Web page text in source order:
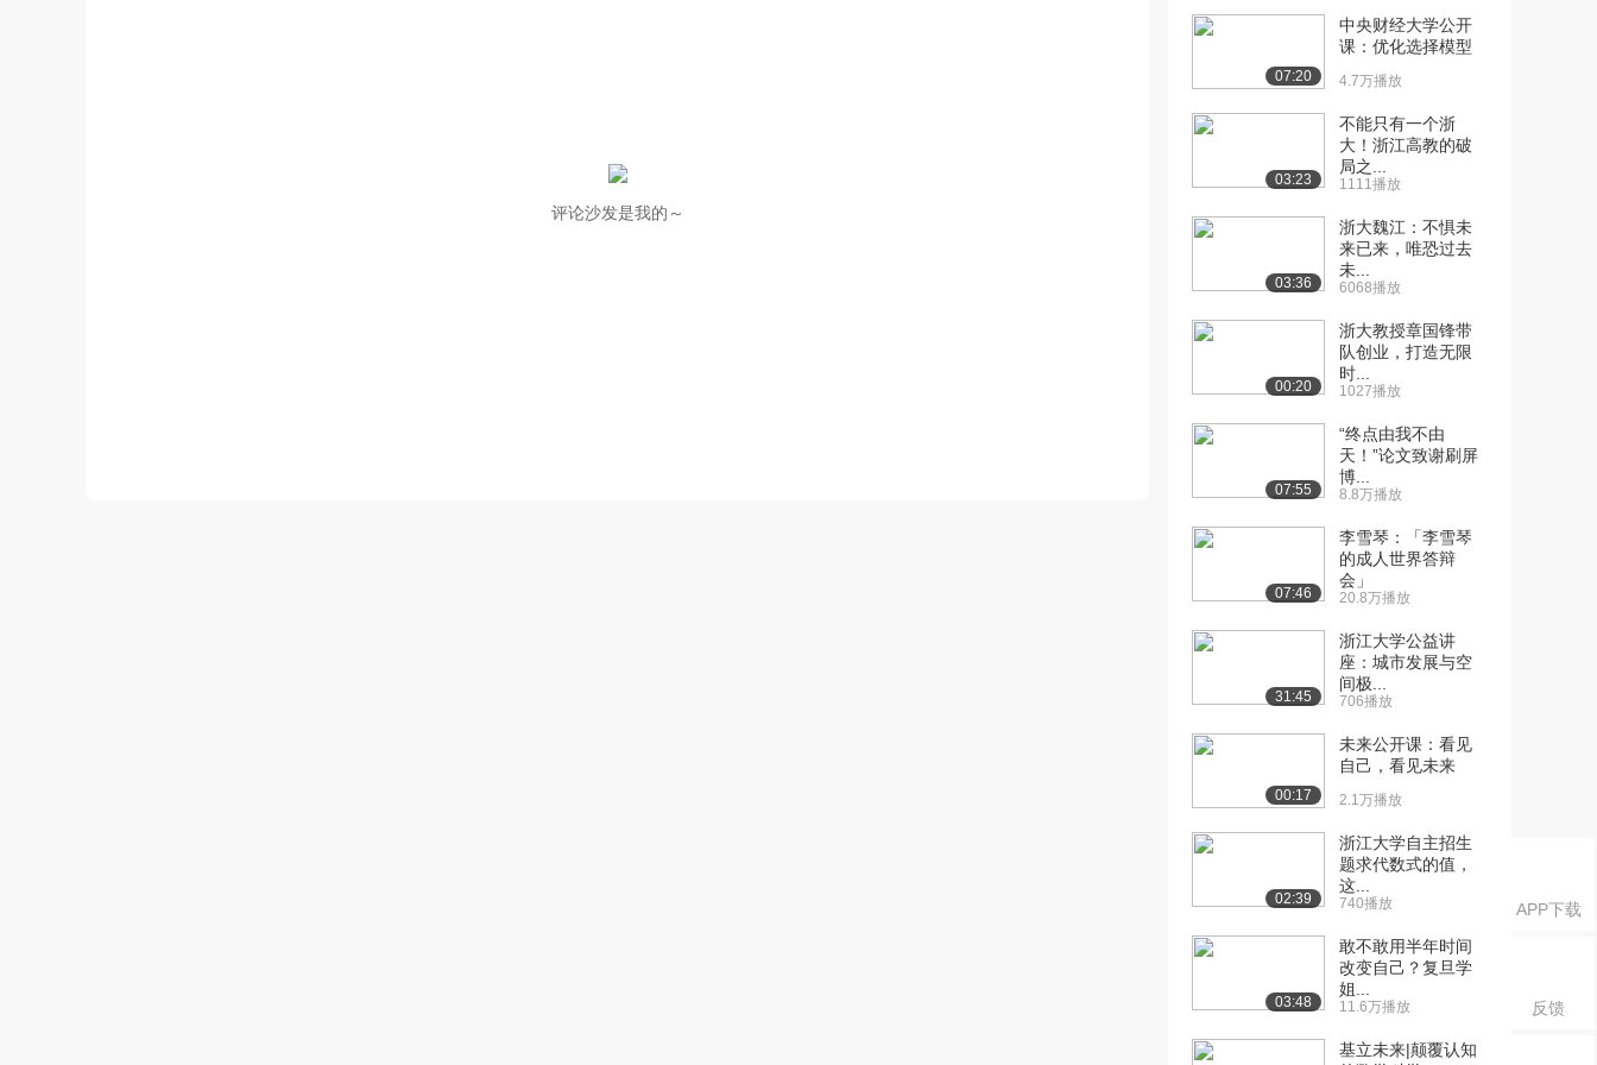
APP下载
反馈
评论沙发是我的～
[10] 浙江大学公开课：体
制的改良阶段-甲...
4.7万播放
08:58
[11] 浙江大学公开课：
康、梁、严与戊戌维...
14:33
[12] 浙江大学公开课：
康、梁、严与戊戌维...
11:07
[13] 浙江大学公开课：资
10:16
[14] 浙江大学公开课：人
的改造阶段-陈独...
结与讨论 二
[16] 浙江大学公开课：从
历史合力看马克思...
[17] 浙江大学公开课：历
史的必然选择
4.5万播放
[18] 浙江大学公开课：中
4.6万播放
[19] 浙江大学公开课：国
4.1万播放
[20] 浙江大学公开课：国
民革命失败的原因
4.2万播放
07:20
中央财经大学公开
课：优化选择模型
4.7万播放
03:23
不能只有一个浙
大！浙江高教的破
局之...
1111播放
03:36
浙大魏江：不惧未
来已来，唯恐过去
未...
6068播放
00:20
浙大教授章国锋带
队创业，打造无限
时...
1027播放
07:55
“终点由我不由
天！”论文致谢刷屏
博...
8.8万播放
07:46
李雪琴：「李雪琴
的成人世界答辩
会」
20.8万播放
31:45
浙江大学公益讲
座：城市发展与空
间极...
706播放
00:17
未来公开课：看见
自己，看见未来
2.1万播放
02:39
浙江大学自主招生
题求代数式的值，
这...
740播放
03:48
敢不敢用半年时间
改变自己？复旦学
姐...
11.6万播放
基立未来|颠覆认知